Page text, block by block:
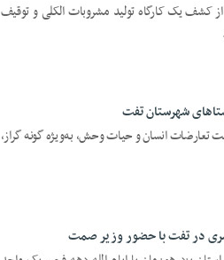
کشف یک کارگاه تولید مشروبات الکلی و توقیف
شهرستان تفت
تعارضات انسان و حیات وحش، به‌ویژه گونه گراز،
در تفت با حضور وزیر صمت